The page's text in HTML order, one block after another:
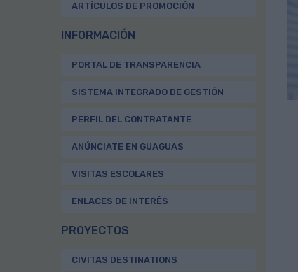
ARTÍCULOS DE PROMOCIÓN
INFORMACIÓN
PORTAL DE TRANSPARENCIA
SISTEMA INTEGRADO DE GESTIÓN
PERFIL DEL CONTRATANTE
ANÚNCIATE EN GUAGUAS
VISITAS ESCOLARES
ENLACES DE INTERÉS
PROYECTOS
CIVITAS DESTINATIONS